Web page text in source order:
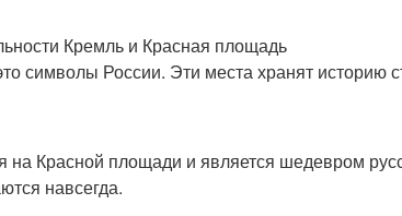
Кремль и Красная площадь
символы России. Эти места хранят историю
на Красной площади и является шедевром
навсегда.